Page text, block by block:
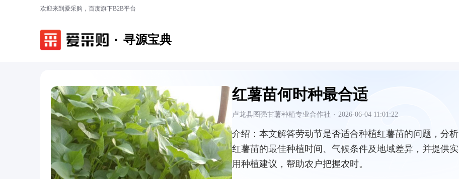
欢迎来到爱采购，百度旗下B2B平台
寻源宝典
红薯苗何时种最合适
卢龙县图强甘薯种植专业合作社 · 2026-06-04 11:01:22
介绍： 本文解答劳动节是否适合种植红薯苗的问题，分析
红薯苗的最佳种植时间、气候条件及地域差异，并提供实
用种植建议，帮助农户把握农时。